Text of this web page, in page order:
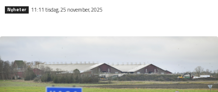
Nyheter 11:11 tisdag, 25 november, 2025